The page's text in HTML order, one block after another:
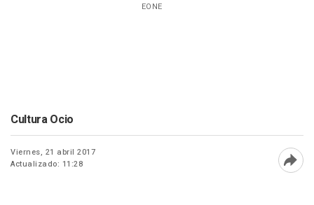
EONE
Cultura Ocio
Viernes, 21 abril 2017
Actualizado: 11:28